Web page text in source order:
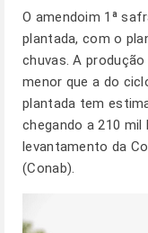
O amendoim 1ª
plantada, com o
chuvas. A
menor que a do
plantada tem
chegando a 210
levantamento da
(Conab).